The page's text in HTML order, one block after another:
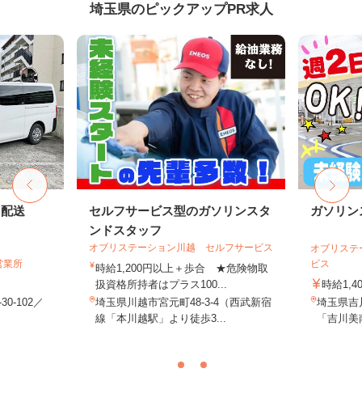
埼玉県のピックアップPR求人
送
業所
102／
セルフサービス型のガソリンスタ
ンドスタッフ
オブリステーション川越 セルフサービス
時給1,200円以上＋歩合 ★危険物取
扱資格所持者はプラス100...
埼玉県川越市宮元町48-3-4（西武新宿
線「本川越駅」より徒歩3...
ガソリ
オブリス
ビス
時給
埼玉県吉
「吉川